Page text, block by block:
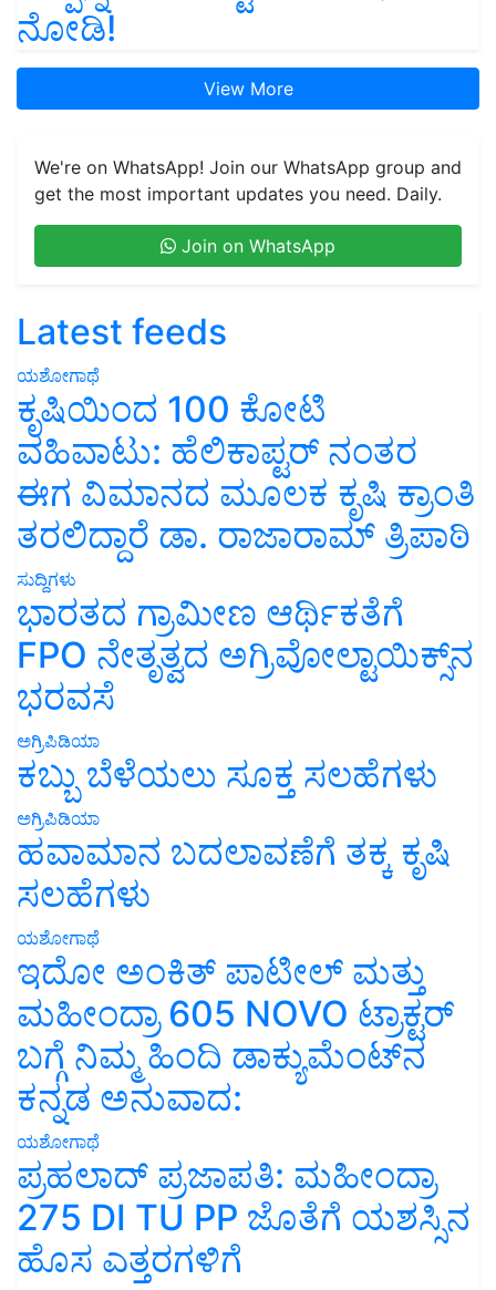
ನೋಡಿ!
View More
We're on WhatsApp! Join our WhatsApp group and
get the most important updates you need. Daily.
Join on WhatsApp
Latest feeds
ಯಶೋಗಾಥೆ
ಕೃಷಿಯಿಂದ 100 ಕೋಟಿ
ವಹಿವಾಟು: ಹೆಲಿಕಾಪ್ಟರ್ ನಂತರ
ಈಗ ವಿಮಾನದ ಮೂಲಕ ಕೃಷಿ ಕ್ರಾಂತಿ
ತರಲಿದ್ದಾರೆ ಡಾ. ರಾಜಾರಾಮ್ ತ್ರಿಪಾಠಿ
ಸುದ್ದಿಗಳು
ಭಾರತದ ಗ್ರಾಮೀಣ ಆರ್ಥಿಕತೆಗೆ
FPO ನೇತೃತ್ವದ ಅಗ್ರಿವೋಲ್ಟಾಯಿಕ್ಸ್‌ನ
ಭರವಸೆ
ಅಗ್ರಿಪಿಡಿಯಾ
ಕಬ್ಬು ಬೆಳೆಯಲು ಸೂಕ್ತ ಸಲಹೆಗಳು
ಅಗ್ರಿಪಿಡಿಯಾ
ಹವಾಮಾನ ಬದಲಾವಣೆಗೆ ತಕ್ಕ ಕೃಷಿ
ಸಲಹೆಗಳು
ಯಶೋಗಾಥೆ
ಇದೋ ಅಂಕಿತ್ ಪಾಟೀಲ್ ಮತ್ತು
ಮಹೀಂದ್ರಾ 605 NOVO ಟ್ರಾಕ್ಟರ್
ಬಗ್ಗೆ ನಿಮ್ಮ ಹಿಂದಿ ಡಾಕ್ಯುಮೆಂಟ್‌ನ
ಕನ್ನಡ ಅನುವಾದ:
ಯಶೋಗಾಥೆ
ಪ್ರಹಲಾದ್ ಪ್ರಜಾಪತಿ: ಮಹೀಂದ್ರಾ
275 DI TU PP ಜೊತೆಗೆ ಯಶಸ್ಸಿನ
ಹೊಸ ಎತ್ತರಗಳಿಗೆ